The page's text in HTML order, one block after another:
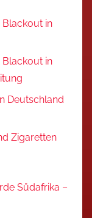
Blackout in
Blackout in
Deutschland
Zigaretten
Südafrika –